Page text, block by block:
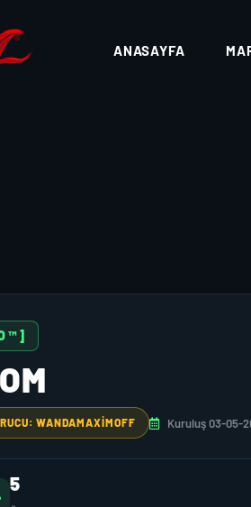
ANASAYFA
WANDAMAXIMOFF Kuruluş 03-05-
5